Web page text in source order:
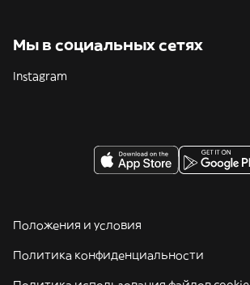
Мы в социальных сетях
Instagram
Положения и условия
Политика конфиденциальности